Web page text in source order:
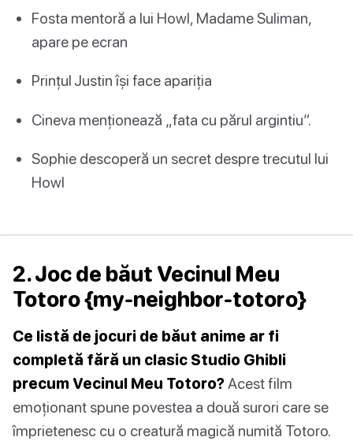
Fosta mentoră a lui Howl, Madame Suliman,
apare pe ecran
Prințul Justin își face apariția
Cineva menționează „fata cu părul argintiu”.
Sophie descoperă un secret despre trecutul lui
Howl
2. Joc de băut Vecinul Meu
Totoro {my-neighbor-totoro}
Ce listă de jocuri de băut anime ar fi
completă fără un clasic Studio Ghibli
precum Vecinul Meu Totoro?Acest film
emoționant spune povestea a două surori care se
împrietenesc cu o creatură magică numită Totoro.